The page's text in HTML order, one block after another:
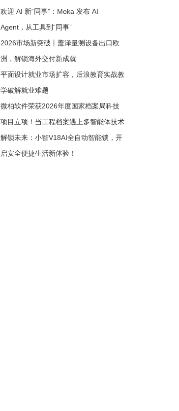
欢迎 AI 新“同事”：Moka 发布 AI
Agent，从工具到“同事”
2026市场新突破丨盖泽量测设备出口欧
洲，解锁海外交付新成就
平面设计就业市场扩容，后浪教育实战教
学破解就业难题
微柏软件荣获2026年度国家档案局科技
项目立项！当工程档案遇上多智能体技术
解锁未来：小智V18AI全自动智能锁，开
启安全便捷生活新体验！